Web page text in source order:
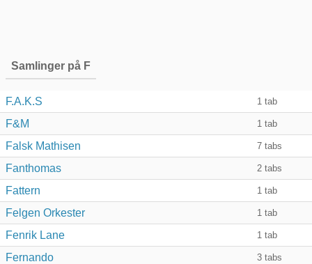
Samlinger på F
F.A.K.S 1 tab
F&M 1 tab
Falsk Mathisen 7 tabs
Fanthomas 2 tabs
Fattern 1 tab
Felgen Orkester 1 tab
Fenrik Lane 1 tab
Fernando 3 tabs